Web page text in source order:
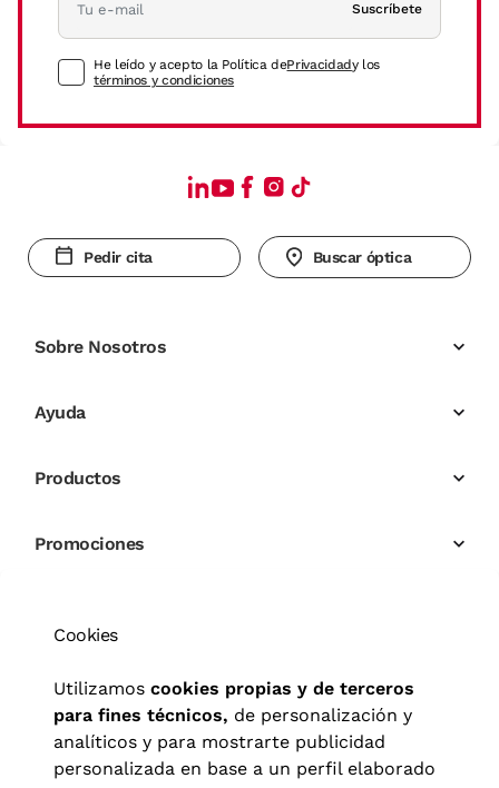
Suscríbete
He leído y acepto la Política dePrivacidady los
términos y condiciones
Pedir cita Buscar óptica
Sobre Nosotros
Ayuda
Productos
Promociones
Cookies
Utilizamos cookies propias y de terceros
para fines técnicos, de personalización y
analíticos y para mostrarte publicidad
personalizada en base a un perfil elaborado